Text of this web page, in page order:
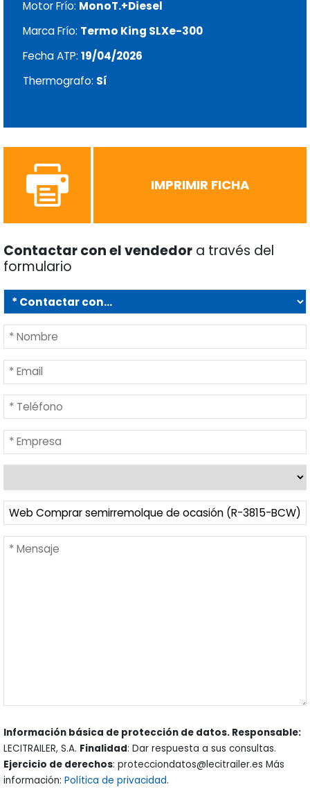
Motor Frío: MonoT.+Diesel
Marca Frío: Termo King SLXe-300
Fecha ATP: 19/04/2026
Thermografo: Sí
IMPRIMIR FICHA
Contactar con el vendedor a través del
formulario
Información básica de protección de datos. Responsable:
LECITRAILER, S.A. Finalidad: Dar respuesta a sus consultas.
Ejercicio de derechos: protecciondatos@lecitrailer.es Más
información: Política de privacidad.